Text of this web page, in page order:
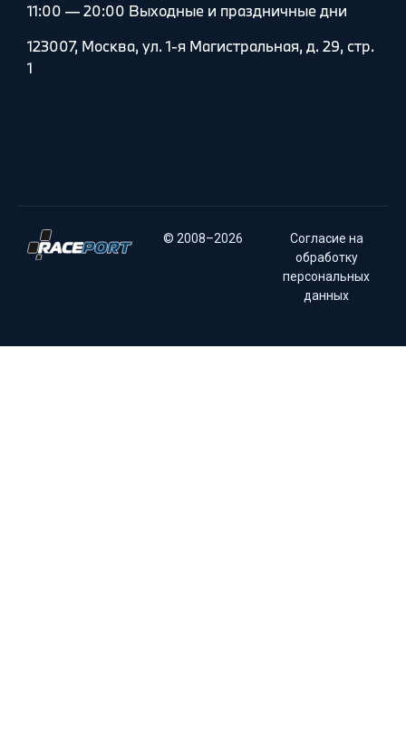
11:00 — 20:00 Выходные и праздничные дни
123007, Москва, ул. 1-я Магистральная, д. 29, стр.
1
© 2008–2026
Согласие на
обработку
персональных
данных